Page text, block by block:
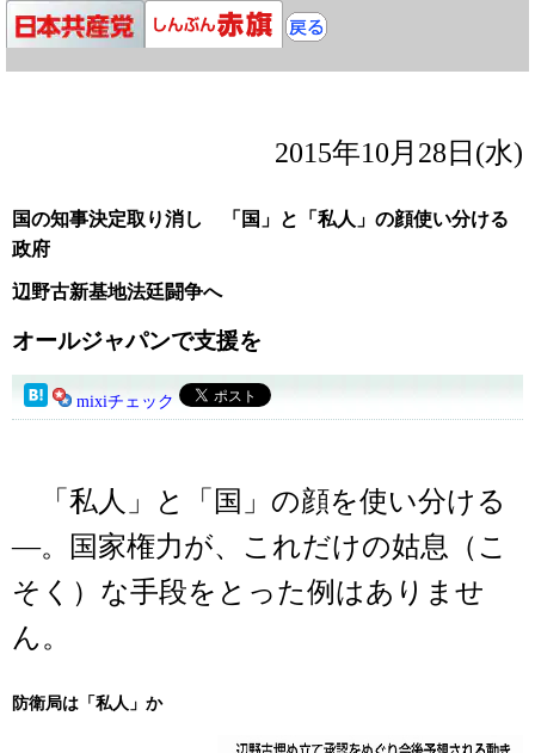
2015年10月28日(水)
国の知事決定取り消し 「国」と「私人」の顔使い分ける
政府
辺野古新基地法廷闘争へ
オールジャパンで支援を
mixiチェック
「私人」と「国」の顔を使い分ける
―。国家権力が、これだけの姑息（こ
そく）な手段をとった例はありませ
ん。
防衛局は「私人」か